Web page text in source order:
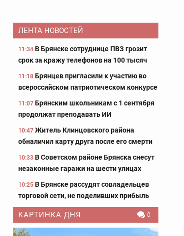
ЛЕНТА НОВОСТЕЙ
11:34 В Брянске сотруднице ПВЗ грозит
срок за кражу телефонов на 100 тысяч
11:18 Брянцев пригласили к участию во
всероссийском патриотическом конкурсе
11:07 Брянским школьникам с 1 сентября
продолжат преподавать ИИ
10:47 Житель Клинцовского района
обналичил карту друга после его смерти
10:33 В Советском районе Брянска снесут
незаконные гаражи на шести улицах
10:25 В Брянске рассудят совладельцев
торговой сети, не поделивших прибыль
КАРТИНКА ДНЯ 0